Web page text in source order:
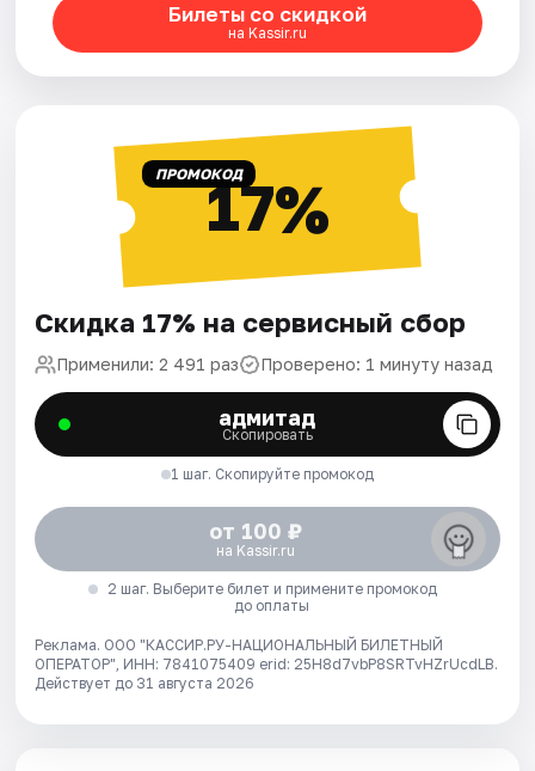
Билеты со скидкой
на Kassir.ru
ПРОМОКОД17%
Скидка 17% на сервисный сбор
Применили: 2 491 раз Проверено: 1 минуту назад
адмитад
Скопировать
1 шаг. Скопируйте промокод
от 100 ₽
на Kassir.ru
2 шаг. Выберите билет и примените промокод
до оплаты
Реклама. ООО "КАССИР.РУ-НАЦИОНАЛЬНЫЙ БИЛЕТНЫЙ
ОПЕРАТОР", ИНН: 7841075409 erid: 25H8d7vbP8SRTvHZrUcdLB.
Действует до 31 августа 2026